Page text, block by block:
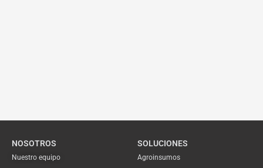
NOSOTROS
Nuestro equipo
SOLUCIONES
Agroinsumos